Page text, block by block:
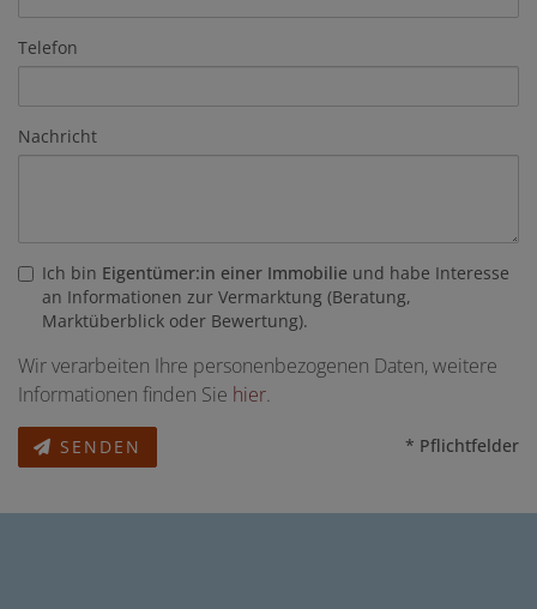
Telefon
Nachricht
Ich bin Eigentümer:in einer Immobilie und habe Interesse
an Informationen zur Vermarktung (Beratung,
Marktüberblick oder Bewertung).
Wir verarbeiten Ihre personenbezogenen Daten, weitere
Informationen finden Sie hier.
SENDEN * Pflichtfelder